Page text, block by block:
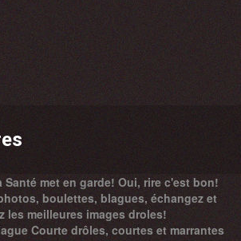
Santé met en garde! Oui, rire c'est bon!
boulettes, blagues, échangez et
les meilleures images droles!
Courte drôles, courtes et marrantes